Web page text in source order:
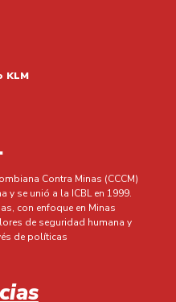
KLM
Contra Minas (CCCM)
y se unió a la ICBL en 1999.
con enfoque en Minas
de seguridad humana y
de políticas